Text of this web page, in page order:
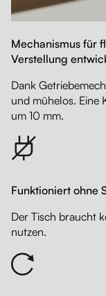
Mechanismus für
Verstellung
Dank
und mühelos. Eine
um 10 mm.
Funktioniert ohne
Der Tisch braucht
nutzen.